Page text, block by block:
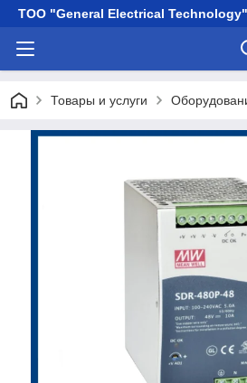
ТОО "General Electrical Technology"
Товары и услуги